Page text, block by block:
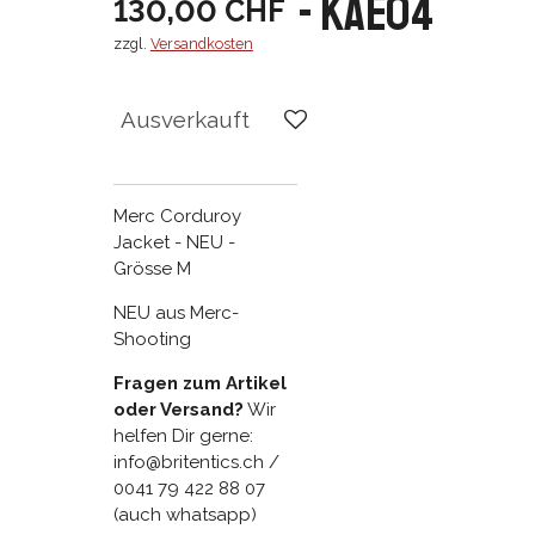
- KAE04
130,00 CHF
zzgl. Versandkosten
Ausverkauft
Merc Corduroy
Jacket - NEU -
Grösse M
NEU aus Merc-
Shooting
Fragen zum Artikel
oder Versand? Wir
helfen Dir gerne:
info@britentics.ch /
0041 79 422 88 07
(auch whatsapp)